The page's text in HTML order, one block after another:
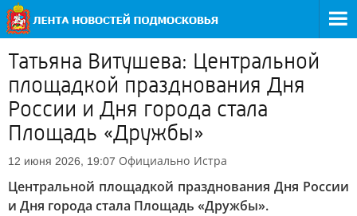
Татьяна Витушева: Центральной
площадкой празднования Дня
России и Дня города стала
Площадь «Дружбы»
12 июня 2026, 19:07 Официально Истра
Центральной площадкой празднования Дня России
и Дня города стала Площадь «Дружбы».